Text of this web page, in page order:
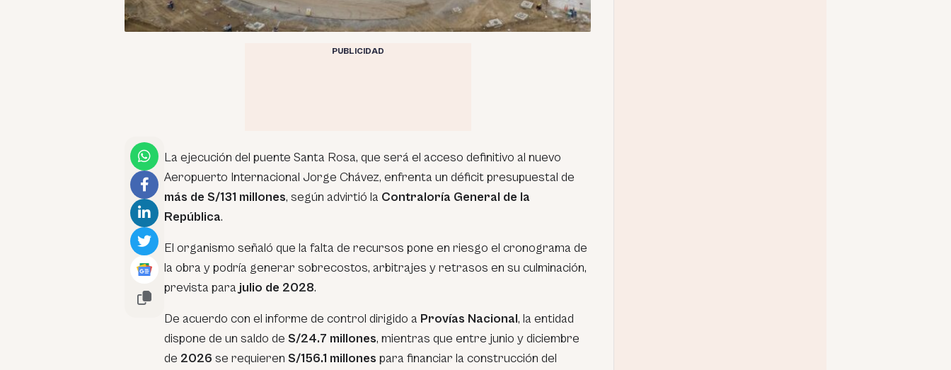
PUBLICIDAD
La ejecución del puente Santa Rosa, que será el acceso definitivo al nuevo
Aeropuerto Internacional Jorge Chávez, enfrenta un déficit presupuestal de
más de S/131 millones, según advirtió la Contraloría General de la
República.
El organismo señaló que la falta de recursos pone en riesgo el cronograma de
la obra y podría generar sobrecostos, arbitrajes y retrasos en su culminación,
prevista para julio de 2028.
De acuerdo con el informe de control dirigido a Provías Nacional, la entidad
dispone de un saldo de S/24.7 millones, mientras que entre junio y diciembre
de 2026 se requieren S/156.1 millones para financiar la construcción del